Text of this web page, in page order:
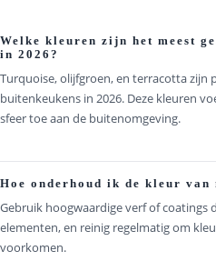
Welke kleuren zijn het meest
in 2026?
Turquoise, olijfgroen, en terracotta zijn
buitenkeukens in 2026. Deze kleuren
sfeer toe aan de buitenomgeving.
Hoe onderhoud ik de kleur van
Gebruik hoogwaardige verf of coatings
elementen, en reinig regelmatig om
voorkomen.